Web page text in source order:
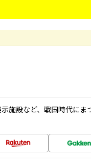
施設など、戦国時代にま